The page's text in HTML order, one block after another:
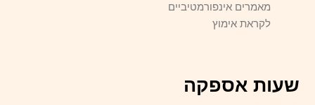
מאמרים אינפורמטיביים
לקראת אימוץ
שעות אספקה